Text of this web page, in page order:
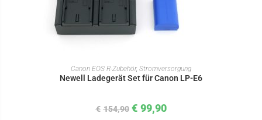
IN DEN WARENKORB
Canon EOS R-Zubehör, Stromversorgung
Newell Ladegerät Set für Canon LP-E6
€ 154,90 € 99,90